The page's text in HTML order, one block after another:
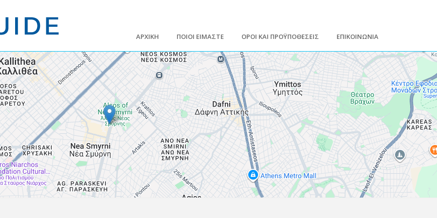
ΑΡΧΙΚΗ ΠΟΙΟΙ ΕΙΜΑΣΤΕ ΟΡΟΙ ΚΑΙ ΠΡΟΫΠΟΘΕΣΕΙΣ ΕΠΙΚΟΙΝΩΝΙΑ
Leaflet| Map data ©Google